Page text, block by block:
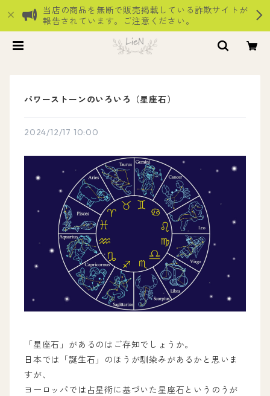
当店の商品を無断で販売掲載している詐欺サイトが
報告されています。ご注意ください。
パワーストーンのいろいろ（星座石）
2024/12/17 10:00
「星座石」があるのはご存知でしょうか。
日本では「誕生石」のほうが馴染みがあるかと思いま
すが、
ヨーロッパでは占星術に基づいた星座石というのうが